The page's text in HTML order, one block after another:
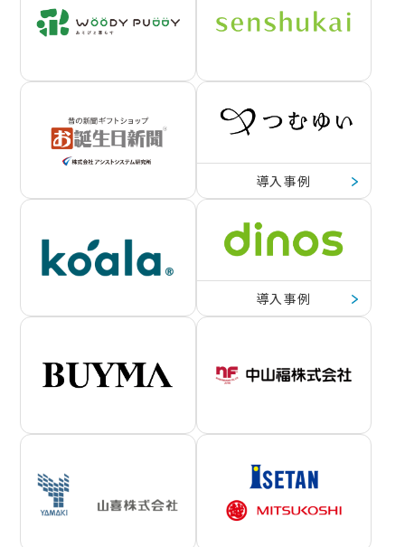
導入事例
導入事例